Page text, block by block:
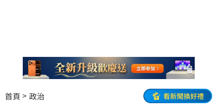
首頁 政治 看新聞換好禮